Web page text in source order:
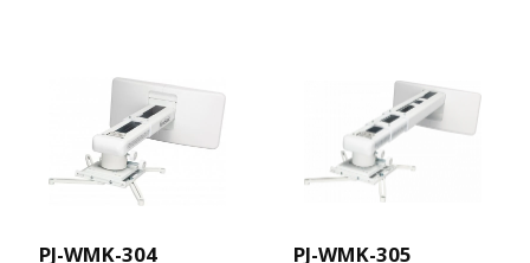
PJ-WMK-304 PJ-WMK-305